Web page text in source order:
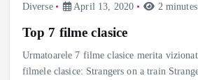
Diverse April 13, 2020 2
Top 7 filme clasice
Urmatoarele 7 filme clasice merita
filmele clasice: Strangers on a train